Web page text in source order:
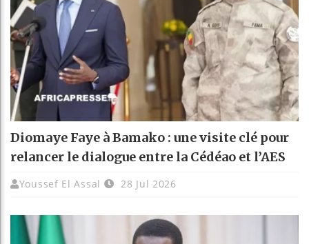
Diomaye Faye à Bamako : une visite clé pour
relancer le dialogue entre la Cédéao et l’AES
Youssef El Assal 28 Jul 2026